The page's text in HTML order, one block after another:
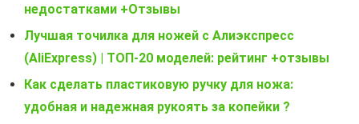
недостатками +Отзывы
Лучшая точилка для ножей с Алиэкспресс
(AliExpress) | ТОП-20 моделей: рейтинг +отзывы
Как сделать пластиковую ручку для ножа:
удобная и надежная рукоять за копейки ?